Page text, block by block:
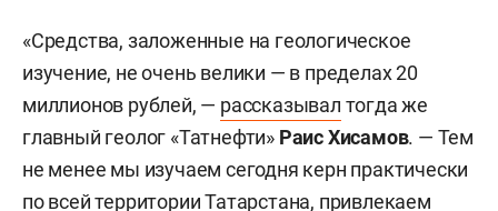
«Средства, заложенные на геологическое
изучение, не очень велики — в пределах 20
миллионов рублей, — рассказывал тогда же
главный геолог «Татнефти» Раис Хисамов. — Тем
не менее мы изучаем сегодня керн практически
по всей территории Татарстана, привлекаем